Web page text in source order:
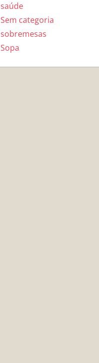
saúde
Sem categoria
sobremesas
Sopa